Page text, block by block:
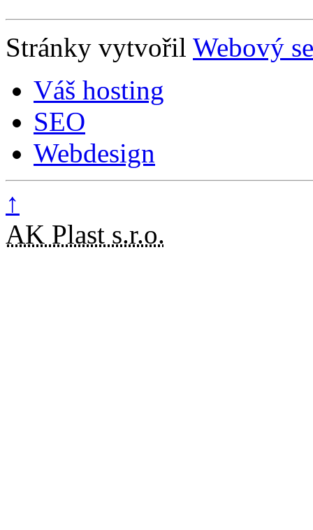
Stránky vytvořil Webový
Váš hosting
SEO
Webdesign
↑
AK Plast s.r.o.